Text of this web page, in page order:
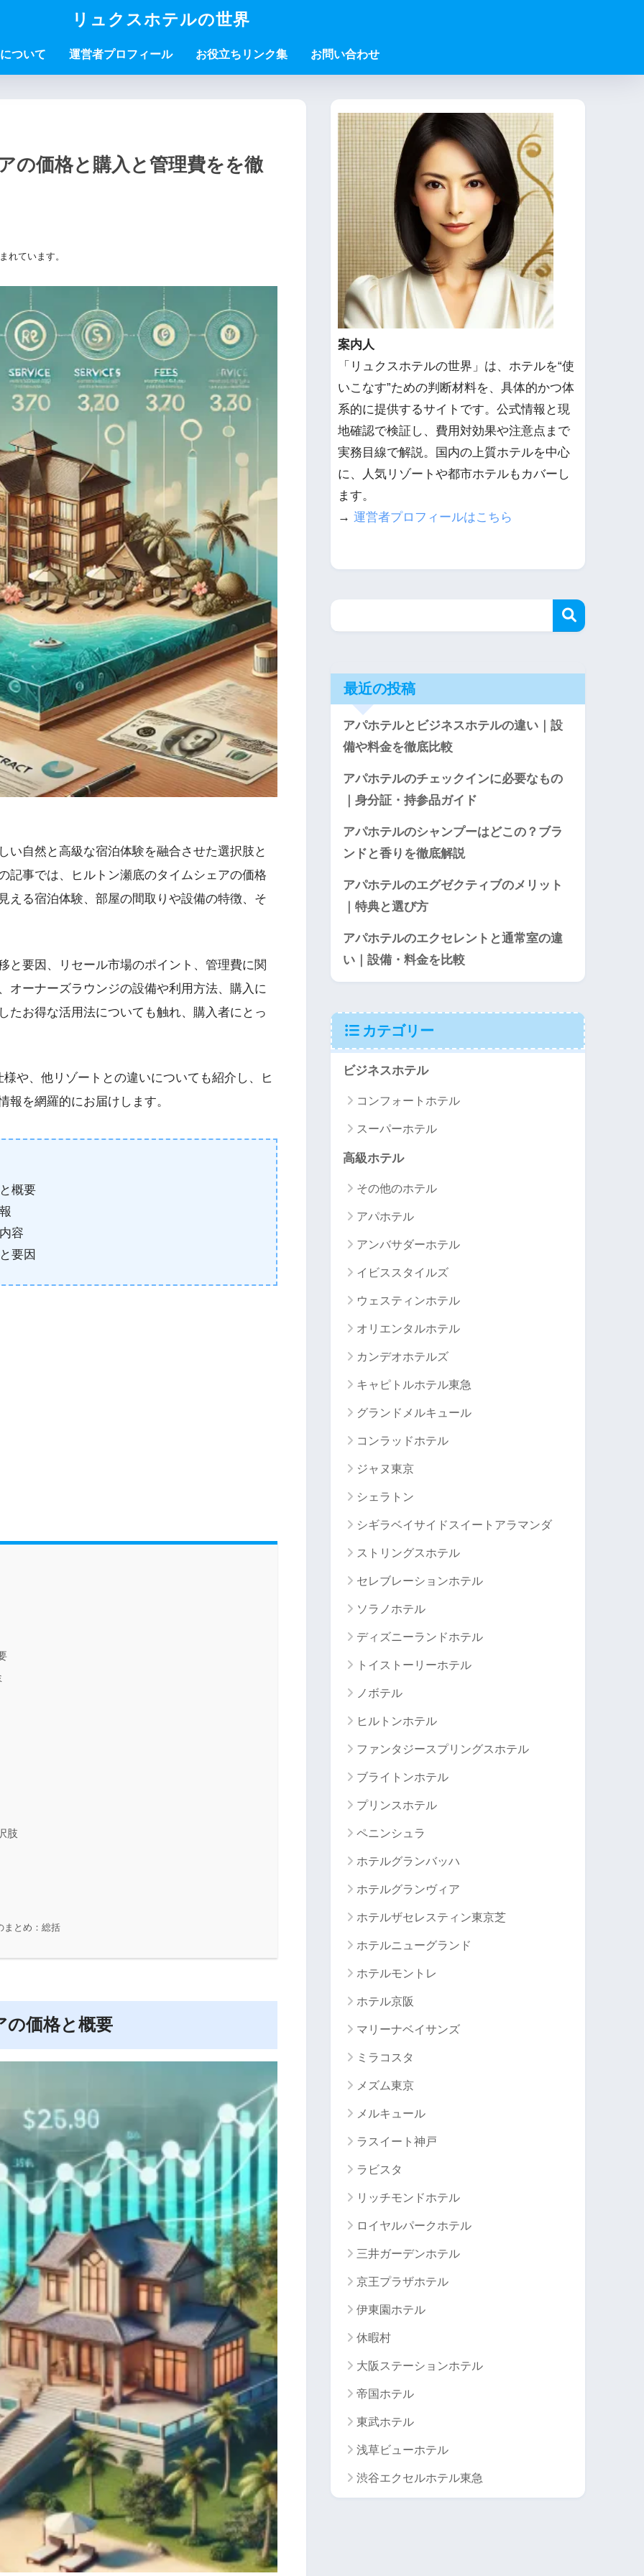
リュクスホテルの世界
ついて 運営者プロフィール お役立ちリンク集 お問い合わせ
の価格と購入と管理費をを徹
れています。
い自然と高級な宿泊体験を融合させた選択肢と
記事では、ヒルトン瀬底のタイムシェアの価格
える宿泊体験、部屋の間取りや設備の特徴、そ
と要因、リセール市場のポイント、管理費に関
オーナーズラウンジの設備や利用方法、購入に
たお得な活用法についても触れ、購入者にとっ
や、他リゾートとの違いについても紹介し、ヒ
報を網羅的にお届けします。
概要
容
要因
肢
まとめ：総括
の価格と概要
案内人
「リュクスホテルの世界」は、ホテルを“使
いこなす”ための判断材料を、具体的かつ体
系的に提供するサイトです。公式情報と現
地確認で検証し、費用対効果や注意点まで
実務目線で解説。国内の上質ホテルを中心
に、人気リゾートや都市ホテルもカバーし
ます。
→ 運営者プロフィールはこちら
最近の投稿
アパホテルとビジネスホテルの違い｜設
備や料金を徹底比較
アパホテルのチェックインに必要なもの
｜身分証・持参品ガイド
アパホテルのシャンプーはどこの？ブラ
ンドと香りを徹底解説
アパホテルのエグゼクティブのメリット
｜特典と選び方
アパホテルのエクセレントと通常室の違
い｜設備・料金を比較
カテゴリー
ビジネスホテル
コンフォートホテル
スーパーホテル
高級ホテル
その他のホテル
アパホテル
アンバサダーホテル
イビススタイルズ
ウェスティンホテル
オリエンタルホテル
カンデオホテルズ
キャピトルホテル東急
グランドメルキュール
コンラッドホテル
ジャヌ東京
シェラトン
シギラベイサイドスイートアラマンダ
ストリングスホテル
セレブレーションホテル
ソラノホテル
ディズニーランドホテル
トイストーリーホテル
ノボテル
ヒルトンホテル
ファンタジースプリングスホテル
ブライトンホテル
プリンスホテル
ペニンシュラ
ホテルグランバッハ
ホテルグランヴィア
ホテルザセレスティン東京芝
ホテルニューグランド
ホテルモントレ
ホテル京阪
マリーナベイサンズ
ミラコスタ
メズム東京
メルキュール
ラスイート神戸
ラビスタ
リッチモンドホテル
ロイヤルパークホテル
三井ガーデンホテル
京王プラザホテル
伊東園ホテル
休暇村
大阪ステーションホテル
帝国ホテル
東武ホテル
浅草ビューホテル
渋谷エクセルホテル東急